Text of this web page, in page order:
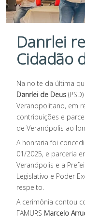
Danrlei
Cidadão
Na noite da última
Danrlei de Deus
Veranopolitano, em
contribuições e
de Veranópolis ao
A honraria foi
01/2025, e parceria
Veranópolis e a
Legislativo e Poder
respeito.
A cerimônia contou
FAMURS Marcelo